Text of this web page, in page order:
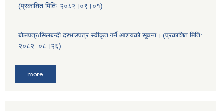
(प्रकाशित मितिः २०८२।०९।०१)
बोलपत्र/सिलबन्दी दरभाउपत्र स्वीकृत गर्ने आशयको सूचना। (प्रकाशित मिति:
२०८२।०८।२६)
more